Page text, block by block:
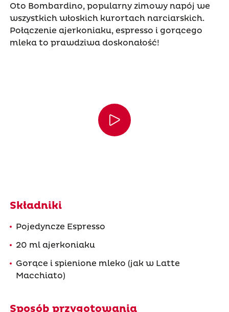
Oto Bombardino, popularny zimowy napój we
wszystkich włoskich kurortach narciarskich.
Połączenie ajerkoniaku, espresso i gorącego
mleka to prawdziwa doskonałość!
Składniki
Pojedyncze Espresso
20 ml ajerkoniaku
Gorące i spienione mleko (jak w Latte
Macchiato)
Sposób przygotowania